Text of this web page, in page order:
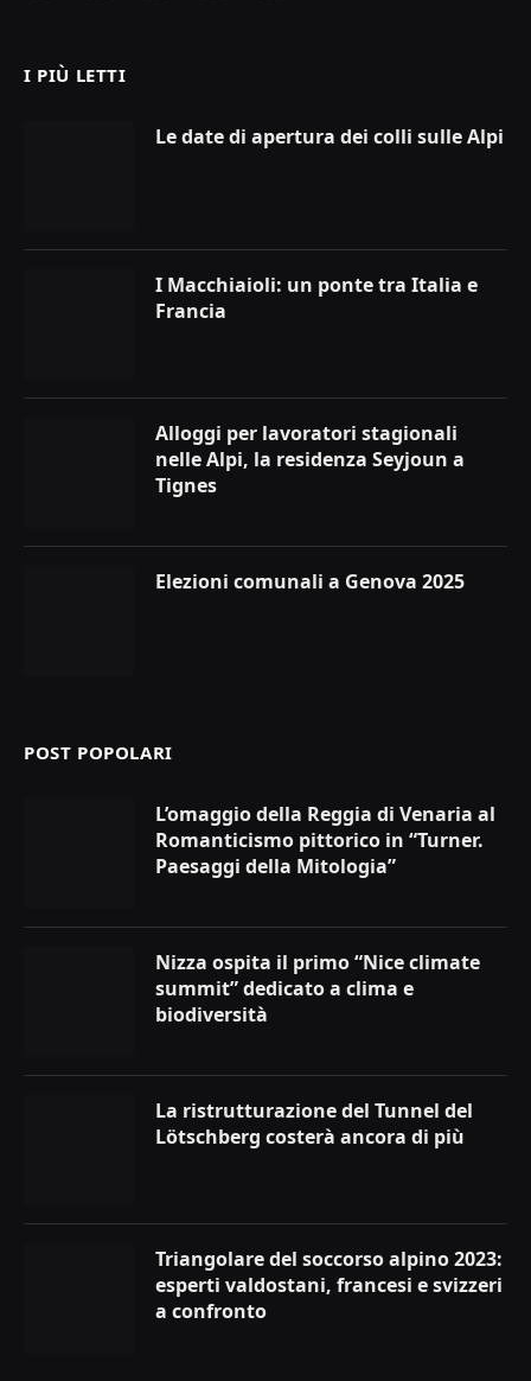
I PIÙ LETTI
Le date di apertura dei colli sulle Alpi
I Macchiaioli: un ponte tra Italia e
Francia
Alloggi per lavoratori stagionali
nelle Alpi, la residenza Seyjoun a
Tignes
Elezioni comunali a Genova 2025
POST POPOLARI
L’omaggio della Reggia di Venaria al
Romanticismo pittorico in “Turner.
Paesaggi della Mitologia”
Nizza ospita il primo “Nice climate
summit” dedicato a clima e
biodiversità
La ristrutturazione del Tunnel del
Lötschberg costerà ancora di più
Triangolare del soccorso alpino 2023:
esperti valdostani, francesi e svizzeri
a confronto